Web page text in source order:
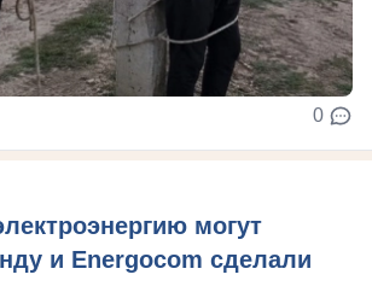
0
могут
и Energocom сделали